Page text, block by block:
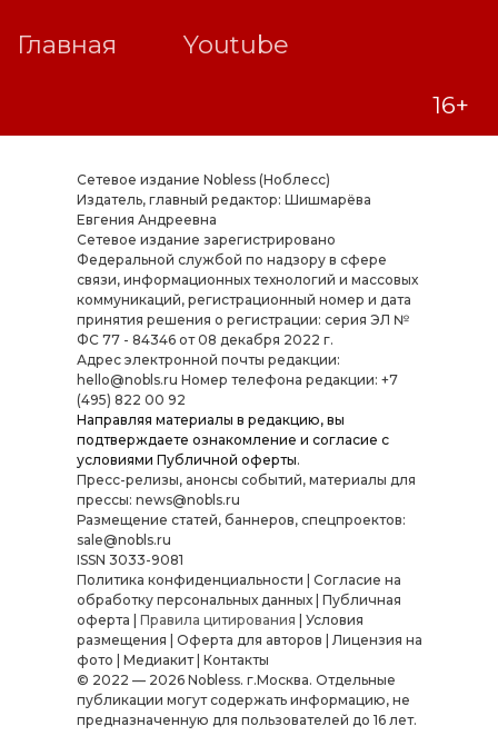
Сетевое издание Nobless (Ноблесс)
Издатель, главный редактор: Шишмарёва
Евгения Андреевна
Cетевое издание зарегистрировано
Федеральной службой по надзору в сфере
связи, информационных технологий и массовых
коммуникаций, регистрационный номер и дата
принятия решения о регистрации: серия ЭЛ №
ФС 77 - 84346 от 08 декабря 2022 г.
Адрес электронной почты редакции:
hello@nobls.ru Номер телефона редакции: +7
(495) 822 00 92
Направляя материалы в редакцию, вы
подтверждаете ознакомление и согласие с
условиями Публичной оферты.
Пресс-релизы, анонсы событий, материалы для
прессы: news@nobls.ru
Размещение статей, баннеров, спецпроектов:
sale@nobls.ru
ISSN 3033-9081
Политика конфиденциальности
Согласие на
обработку персональных данных| Публичная
оферта
Правила цитирования
Условия
размещения
Оферта для авторов |Лицензия на
фото
Медиакит| Контакты
© 2022 — 2026 Nobless. г.Москва. Отдельные
публикации могут содержать информацию, не
предназначенную для пользователей до 16 лет.